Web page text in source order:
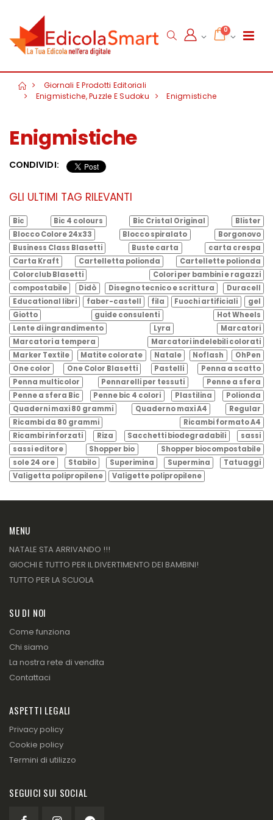
0
Giornali E Prodotti Editoriali
Enigmistiche, Puzzle E Sudoku
Enigmistiche
Enigmistiche
CONDIVIDI:
GLI ULTIMI TAG RILEVANTI
Bic Bic 4 colours Bic Cristal Original
Blister
Blocco Colore 24x33
Blocco spiralato
Borgonovo
Business Class Blasetti
Buste carta
carta crespa
Carta Kraft
Cartelletta polionda
Cartellette polionda
Colorclub Blasetti
Colori per bambini e ragazzi
compostabile
Didò Disegno tecnico e scrittura
Duracell
Educational libri
faber-castell fila Fuochi artificiali
gel
Giotto
guide consulenti
Hot Wheels
Lente di ingrandimento
Lyra
Marcatori
Marcatori a tempera
Marcatori indelebili colorati
Marker Textile
Matite colorate Natale Noflash
OhPen
One color
One Color Blasetti Pastelli
Penna a scatto
Penna multicolor
Pennarelli per tessuti
Penne a sfera
Penne a sfera Bic
Penne bic 4 colori Plastilina
Polionda
Quaderni maxi 80 grammi
Quaderno maxi A4
Regular
Ricambi da 80 grammi
Ricambi formato A4
Ricambi rinforzati
Riza Sacchetti biodegradabili
sassi
sassi editore
Shopper bio
Shopper biocompostabile
sole 24 ore
Stabilo Superimina Supermina
Tatuaggi
Valigetta polipropilene
Valigette polipropilene
MENU
NATALE STA ARRIVANDO !!!
GIOCHI E TUTTO PER IL DIVERTIMENTO DEI BAMBINI!
TUTTO PER LA SCUOLA
SU DI NOI
Come funziona
Chi siamo
La nostra rete di vendita
Contattaci
ASPETTI LEGALI
Privacy policy
Cookie policy
Termini di utilizzo
SEGUICI SUI SOCIAL